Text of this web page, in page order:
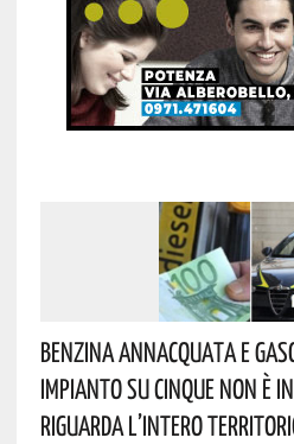
Benzina Annacquata E
Impianto Su Cinque Non È
Riguarda L’intero